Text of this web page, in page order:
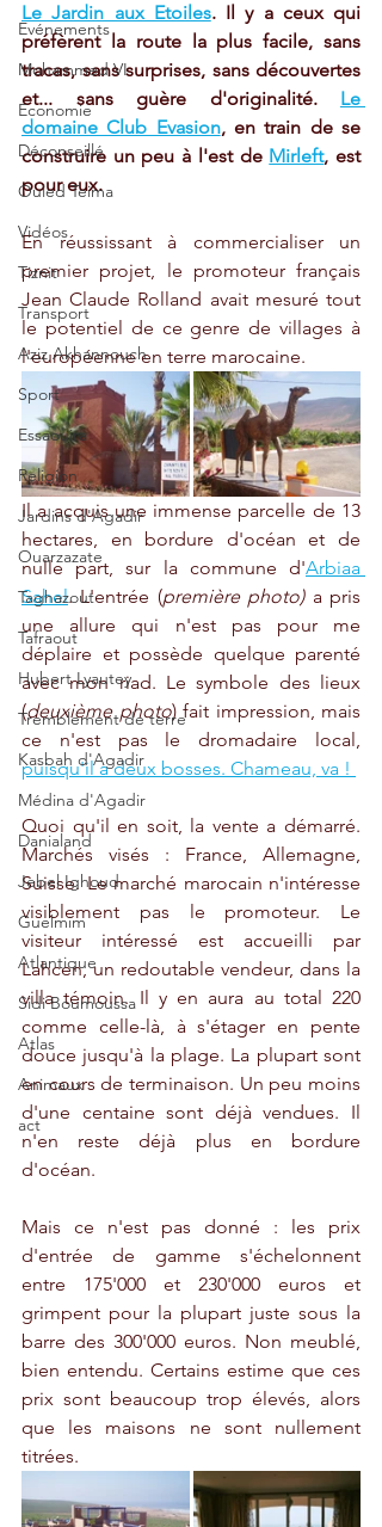
Evénements
Mohammed VI
Economie
Déconseillé
Ouled Teima
Vidéos
Tiznit
Transport
Aziz Akhannouch
Sport
Essaouira
Religion
Jardins d'Agadir
Ouarzazate
Taghazout
Tafraout
Hubert Lyautey
Tremblement de terre
Kasbah d'Agadir
Médina d'Agadir
Danialand
Jebel Ighoud
Guelmim
Atlantique
Sidi Boumoussa
Atlas
Animaux
act
Le Jardin aux Etoiles. Il y a ceux qui
préfèrent la route la plus facile, sans
tracas, sans surprises, sans découvertes
et... sans guère d'originalité. Le
domaine Club Evasion, en train de se
construire un peu à l'est de Mirleft, est
pour eux.
En réussissant à commercialiser un
premier projet, le promoteur français
Jean Claude Rolland avait mesuré tout
le potentiel de ce genre de villages à
l'européenne en terre marocaine.
Il a acquis une immense parcelle de 13
hectares, en bordure d'océan et de
nulle part, sur la commune d'Arbiaa
Sahel. L'entrée (première photo) a pris
une allure qui n'est pas pour me
déplaire et possède quelque parenté
avec mon riad. Le symbole des lieux
(deuxième photo) fait impression, mais
puisqu'il a deux bosses. Chameau, va !
Quoi qu'il en soit, la vente a démarré.
Marchés visés : France, Allemagne,
Suisse. Le marché marocain n'intéresse
visiblement pas le promoteur. Le
visiteur intéressé est accueilli par
Lahcen, un redoutable vendeur, dans la
villa témoin. Il y en aura au total 220
comme celle-là, à s'étager en pente
douce jusqu'à la plage. La plupart sont
en cours de terminaison. Un peu moins
d'une centaine sont déjà vendues. Il
n'en reste déjà plus en bordure
d'océan.
Mais ce n'est pas donné : les prix
d'entrée de gamme s'échelonnent
entre 175'000 et 230'000 euros et
grimpent pour la plupart juste sous la
barre des 300'000 euros. Non meublé,
bien entendu. Certains estime que ces
prix sont beaucoup trop élevés, alors
que les maisons ne sont nullement
titrées.